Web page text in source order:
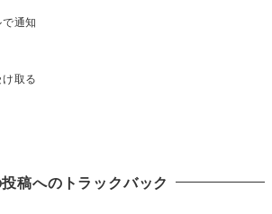
通知
取る
稿へのトラックバック